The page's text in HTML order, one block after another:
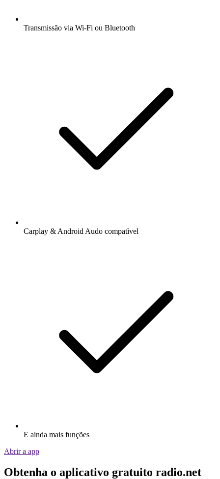
Transmissão via Wi-Fi ou Bluetooth
Carplay & Android Audo compatìvel
E ainda mais funções
Abrir a app
Obtenha o aplicativo gratuito radio.net